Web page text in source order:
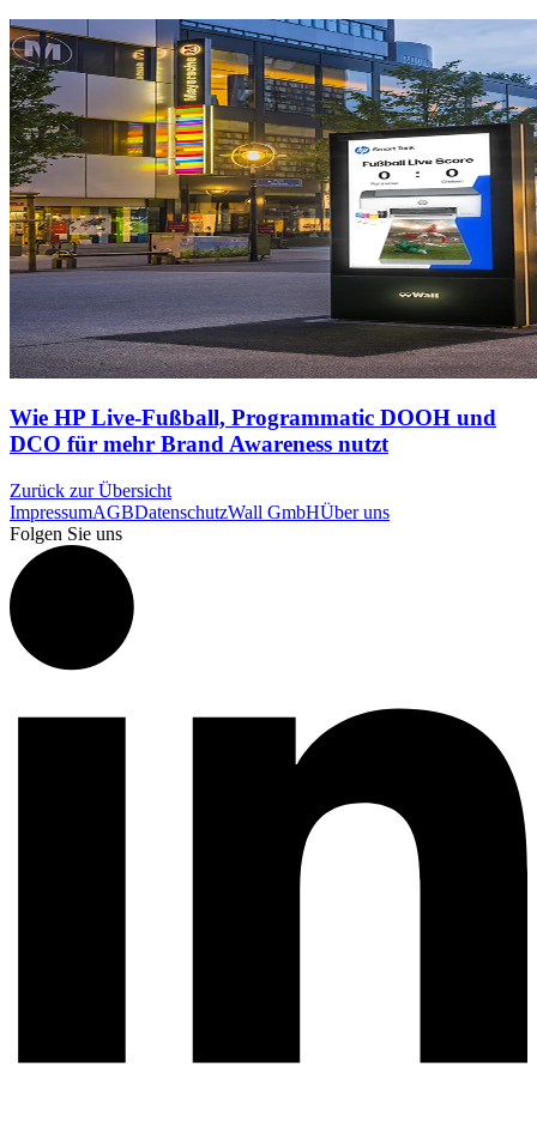
Wie HP Live-Fußball, Programmatic DOOH und
DCO für mehr Brand Awareness nutzt
Zurück zur Übersicht
ImpressumAGBDatenschutzWall GmbHÜber uns
Folgen Sie uns